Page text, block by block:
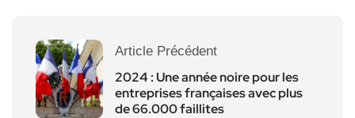
Article Précédent
2024 : Une année noire pour les
entreprises françaises avec plus
de 66.000 faillites